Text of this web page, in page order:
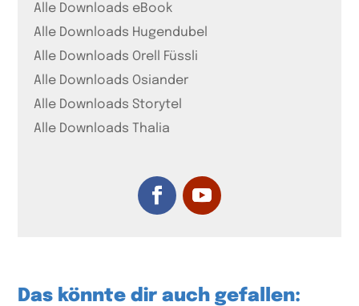
Alle Downloads eBook
Alle Downloads Hugendubel
Alle Downloads Orell Füssli
Alle Downloads Osiander
Alle Downloads Storytel
Alle Downloads Thalia
Das könnte dir auch gefallen: